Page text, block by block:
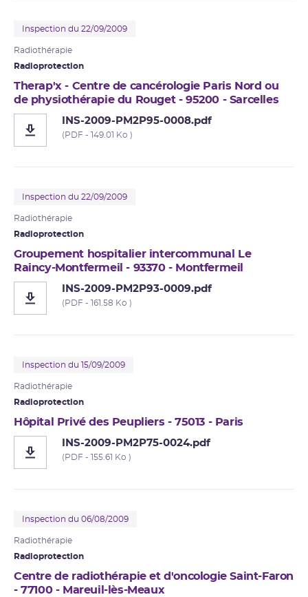
Inspection du 22/09/2009
Radiothérapie
Radioprotection
Therap'x - Centre de cancérologie Paris Nord ou
de physiothérapie du Rouget - 95200 - Sarcelles
INS-2009-PM2P95-0008.pdf
(PDF - 149.01 Ko )
Inspection du 22/09/2009
Radiothérapie
Radioprotection
Groupement hospitalier intercommunal Le
Raincy-Montfermeil - 93370 - Montfermeil
INS-2009-PM2P93-0009.pdf
(PDF - 161.58 Ko )
Inspection du 15/09/2009
Radiothérapie
Radioprotection
Hôpital Privé des Peupliers - 75013 - Paris
INS-2009-PM2P75-0024.pdf
(PDF - 155.61 Ko )
Inspection du 06/08/2009
Radiothérapie
Radioprotection
Centre de radiothérapie et d'oncologie Saint-Faron
- 77100 - Mareuil-lès-Meaux